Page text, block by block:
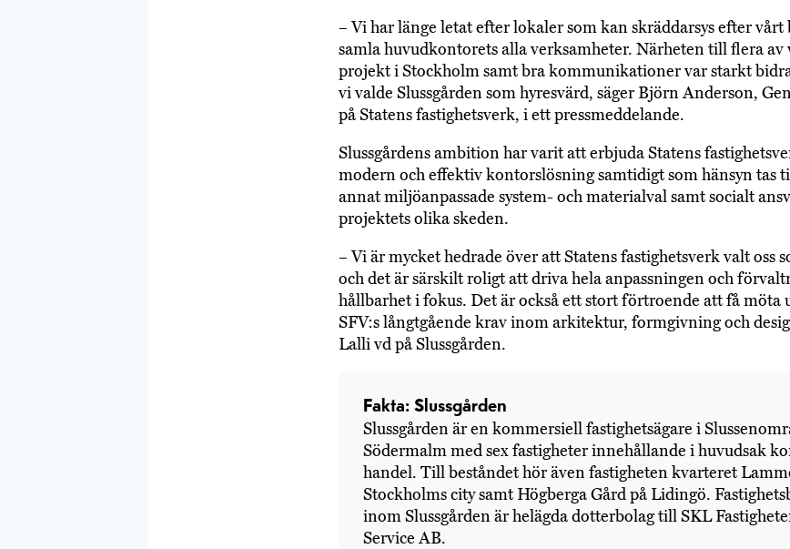
– Vi har länge letat efter lokaler som kan skräddarsys efter vårt
samla huvudkontorets alla verksamheter. Närheten till flera av
projekt i Stockholm samt bra kommunikationer var starkt
vi valde Slussgården som hyresvärd, säger Björn Anderson,
på Statens fastighetsverk, i ett pressmeddelande.
Slussgårdens ambition har varit att erbjuda Statens
modern och effektiv kontorslösning samtidigt som hänsyn tas
annat miljöanpassade system- och materialval samt socialt
projektets olika skeden.
– Vi är mycket hedrade över att Statens fastighetsverk valt oss
och det är särskilt roligt att driva hela anpassningen och
hållbarhet i fokus. Det är också ett stort förtroende att få möta
SFV:s långtgående krav inom arkitektur, formgivning och
Lalli vd på Slussgården.
Fakta: Slussgården
Slussgården är en kommersiell fastighetsägare i
Södermalm med sex fastigheter innehållande i huvudsak
handel. Till beståndet hör även fastigheten kvarteret
Stockholms city samt Högberga Gård på Lidingö.
inom Slussgården är helägda dotterbolag till SKL
Service AB.